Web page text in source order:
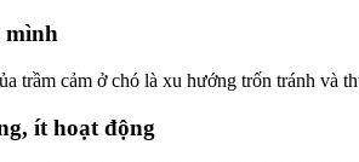
mình
trầm cảm ở chó là xu hướng trốn tránh và
ít hoạt động